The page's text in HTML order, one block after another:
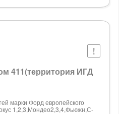
411(территория ИГД
марки Форд европейского
1,2,3,Мондео2,3,4,Фьюжн,С-